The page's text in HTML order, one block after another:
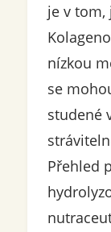
je v tom,
nízkou
se
studené
Přehled